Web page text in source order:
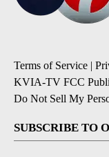
Terms of Service |
KVIA-TV FCC
Do Not Sell My
SUBSCRIBE TO